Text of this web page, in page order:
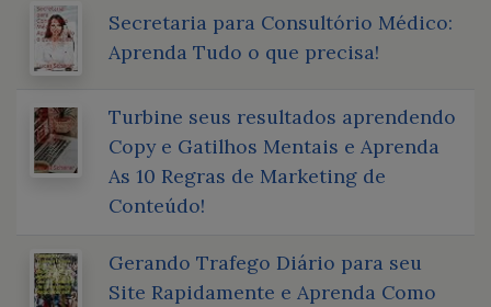
Secretaria para Consultório Médico:
Aprenda Tudo o que precisa!
Turbine seus resultados aprendendo
Copy e Gatilhos Mentais e Aprenda
As 10 Regras de Marketing de
Conteúdo!
Gerando Trafego Diário para seu
Site Rapidamente e Aprenda Como